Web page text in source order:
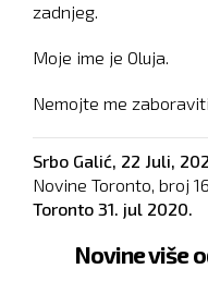
zadnjeg.
Moje ime je Oluja.
Nemojte me
Srbo Galić, 22 Juli,
Novine Toronto, broj
Toronto 31. jul 2020.
Novine više